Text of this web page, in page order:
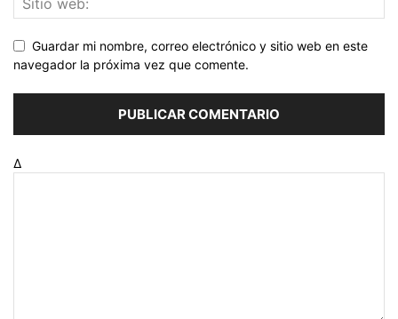
Guardar mi nombre, correo electrónico y sitio web en este
navegador la próxima vez que comente.
Δ